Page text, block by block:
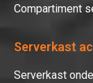
Compartiment
Serverkast
Serverkast